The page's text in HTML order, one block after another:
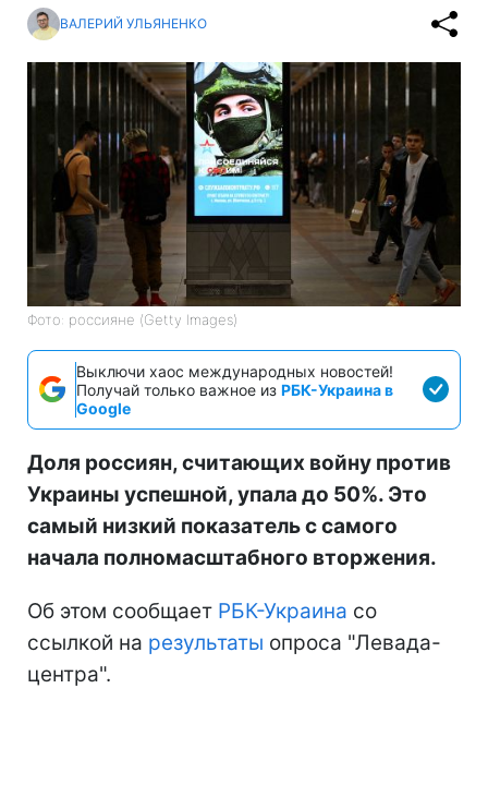
ВАЛЕРИЙ УЛЬЯНЕНКО
Фото: россияне (Getty Images)
Выключи хаос международных новостей!
Получай только важное из РБК-Украина в
Google
Доля россиян, считающих войну против
Украины успешной, упала до 50%. Это
самый низкий показатель с самого
начала полномасштабного вторжения.
Об этом сообщает РБК-Украина со
ссылкой на результаты опроса "Левада-
центра".